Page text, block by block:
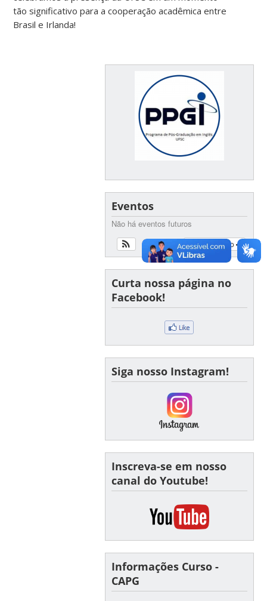
tão significativo para a cooperação acadêmica entre
Brasil e Irlanda!
Eventos
Não há eventos futuros
Ver calendário
Curta nossa página no
Facebook!
Siga nosso Instagram!
Inscreva-se em nosso
canal do Youtube!
Informações Curso -
CAPG